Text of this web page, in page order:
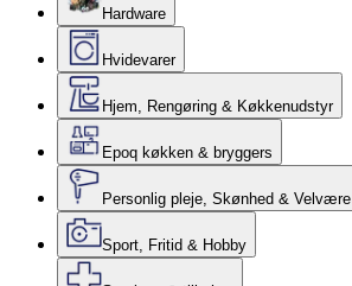
Hardware
Hvidevarer
Hjem, Rengøring & Køkkenudstyr
Epoq køkken & bryggers
Personlig pleje, Skønhed & Velvære
Sport, Fritid & Hobby